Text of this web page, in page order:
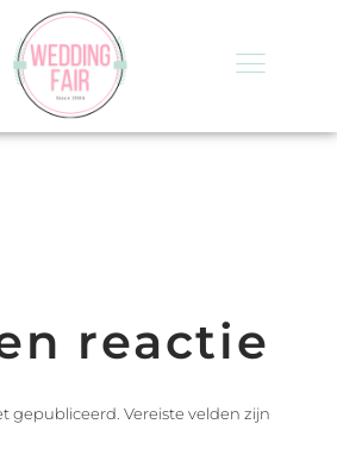
reactie
gepubliceerd. Vereiste velden zijn